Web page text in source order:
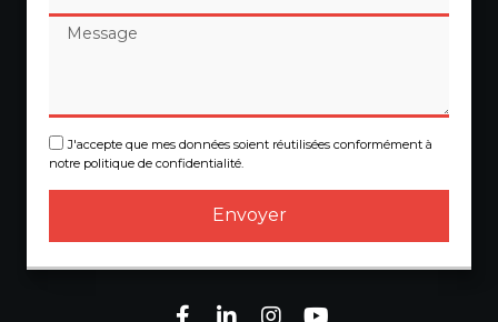
J'accepte que mes données soient réutilisées conformément à
notre politique de confidentialité.
Envoyer